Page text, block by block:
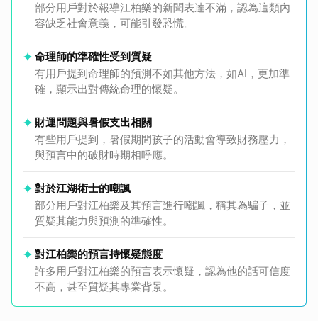
部分用戶對於報導江柏樂的新聞表達不滿，認為這類內
容缺乏社會意義，可能引發恐慌。
命理師的準確性受到質疑
有用戶提到命理師的預測不如其他方法，如AI，更加準
確，顯示出對傳統命理的懷疑。
財運問題與暑假支出相關
有些用戶提到，暑假期間孩子的活動會導致財務壓力，
與預言中的破財時期相呼應。
對於江湖術士的嘲諷
部分用戶對江柏樂及其預言進行嘲諷，稱其為騙子，並
質疑其能力與預測的準確性。
對江柏樂的預言持懷疑態度
許多用戶對江柏樂的預言表示懷疑，認為他的話可信度
不高，甚至質疑其專業背景。